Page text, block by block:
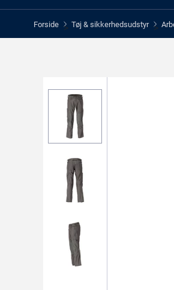
Forside > Tøj & sikkerhedsudstyr >